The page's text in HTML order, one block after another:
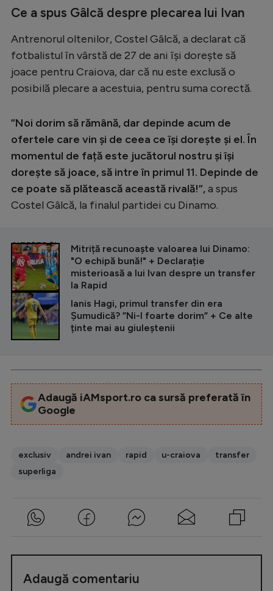
Creează cont
Ce a spus Gâlcă despre plecarea lui Ivan
Antrenorul oltenilor, Costel Gâlcă, a declarat că
fotbalistul în vârstă de 27 de ani își dorește să
joace pentru Craiova, dar că nu este exclusă o
posibilă plecare a acestuia, pentru suma corectă.
”Noi dorim să rămână, dar depinde acum de
ofertele care vin și de ceea ce își dorește și el. În
momentul de față este jucătorul nostru și își
dorește să joace, să intre în primul 11. Depinde de
ce poate să plătească această rivală!”,a spus
Costel Gâlcă, la finalul partidei cu Dinamo.
CITEȘTE ȘI
Mitriță recunoaște valoarea lui Dinamo:
"O echipă bună!" + Declarație
misterioasă a lui Ivan despre un transfer
la Rapid
Ianis Hagi, primul transfer din era
Șumudică? ”Ni-l foarte dorim” + Ce alte
ținte mai au giuleștenii
Adaugă iAMsport.ro ca sursă preferată în
Google
exclusiv andrei ivan rapid u-craiova
transfer
superliga
Adaugă comentariu